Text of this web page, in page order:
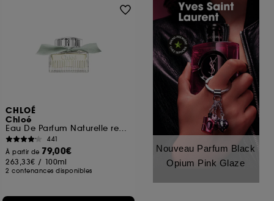
CHLOÉ
Chloé
Eau De Parfum Naturelle rechargeable
441
À partir de 79,00€
263,33€ / 100ml
2 contenances disponibles
Nouveau Parfum Black
Opium Pink Glaze